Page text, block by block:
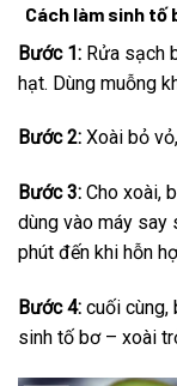
Cách làm sinh tố
Bước 1: Rửa sạch
hạt. Dùng muỗng
Bước 2: Xoài bỏ
Bước 3: Cho xoài,
dùng vào máy say
phút đến khi hỗn
Bước 4: cuối cùng,
sinh tố bơ – xoài